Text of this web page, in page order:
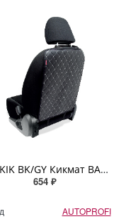
800-KIK BK/GY Кикмат BASIC, AUTOPROFI полиуретан размер 60х45 см, 1 шт., чёрн./серый
654 ₽
AUTOPROFI